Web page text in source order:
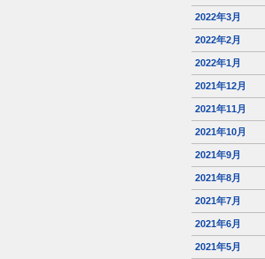
2022年3月
2022年2月
2022年1月
2021年12月
2021年11月
2021年10月
2021年9月
2021年8月
2021年7月
2021年6月
2021年5月